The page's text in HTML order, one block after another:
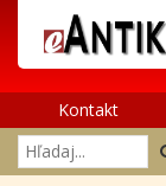
Kontakt